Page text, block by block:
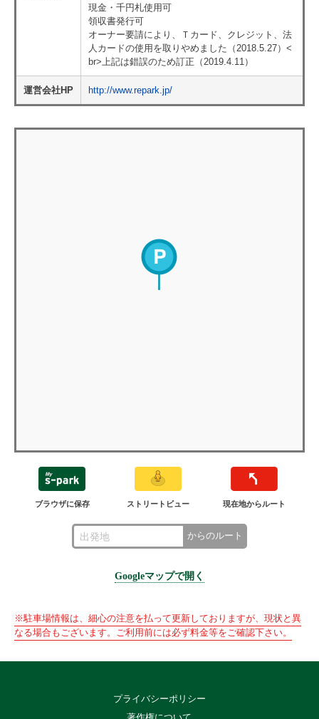
現金・千円札使用可
領収書発行可
オーナー要請により、Ｔカード、クレジット、法
人カードの使用を取りやめました（2018.5.27）<
br>上記は錯誤のため訂正（2019.4.11）
運営会社HP http://www.repark.jp/
ブラウザに保存 ストリートビュー 現在地からルート
からのルート
Googleマップで開く
※駐車場情報は、細心の注意を払って更新しておりますが、現状と異
なる場合もございます。ご利用前には必ず料金等をご確認下さい。
プライバシーポリシー